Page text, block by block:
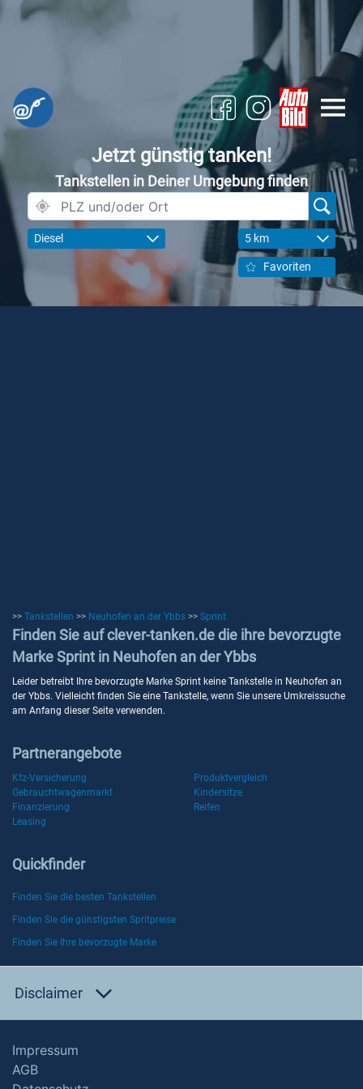
Jetzt günstig tanken!
Tankstellen in Deiner Umgebung finden
Diesel 5 km
Favoriten
>> Tankstellen >> Neuhofen an der Ybbs >> Sprint
Finden Sie auf clever-tanken.de die ihre bevorzugte
Marke Sprint in Neuhofen an der Ybbs
Leider betreibt Ihre bevorzugte Marke Sprint keine Tankstelle in Neuhofen an
der Ybbs. Vielleicht finden Sie eine Tankstelle, wenn Sie unsere Umkreissuche
am Anfang dieser Seite verwenden.
Partnerangebote
Kfz-Versicherung
Produktvergleich
Gebrauchtwagenmarkt
Kindersitze
Finanzierung
Reifen
Leasing
Quickfinder
Finden Sie die besten Tankstellen
Finden Sie die günstigsten Spritpreise
Finden Sie Ihre bevorzugte Marke
Disclaimer
Impressum
AGB